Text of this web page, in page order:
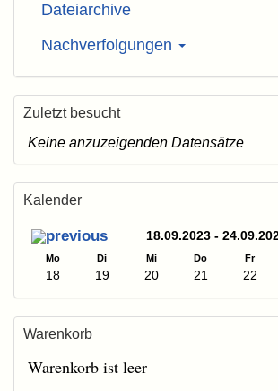
Dateiarchive
Nachverfolgungen
Zuletzt besucht
Keine anzuzeigenden Datensätze
Kalender
18.09.2023 -
Mo Di Mi Do Fr
18 19 20 21 22
Warenkorb
Warenkorb ist leer